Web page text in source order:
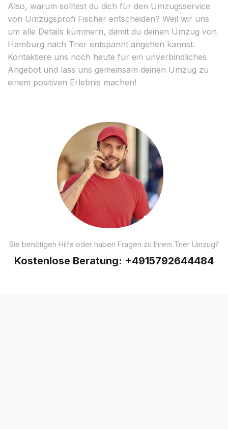
Also, warum solltest du dich für den Umzugsservice
von Umzugsprofi Fischer entscheiden? Weil wir uns
um alle Details kümmern, damit du deinen Umzug von
Hamburg nach Trier entspannt angehen kannst.
Kontaktiere uns noch heute für ein unverbindliches
Angebot und lass uns gemeinsam deinen Umzug zu
einem positiven Erlebnis machen!
Sie benötigen Hilfe oder haben Fragen zu Ihrem Trier Umzug?
Kostenlose Beratung: +4915792644484